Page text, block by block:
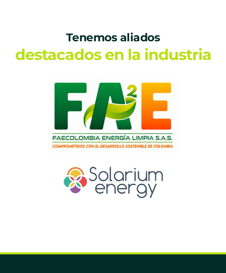
Tenemos aliados
destacados en la industria